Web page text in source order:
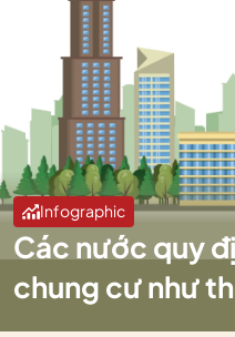
Infographic
Các nước quy
chung cư như